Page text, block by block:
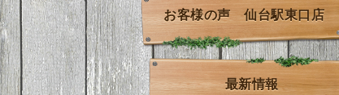
お客様の声 仙台駅東口店
最新情報